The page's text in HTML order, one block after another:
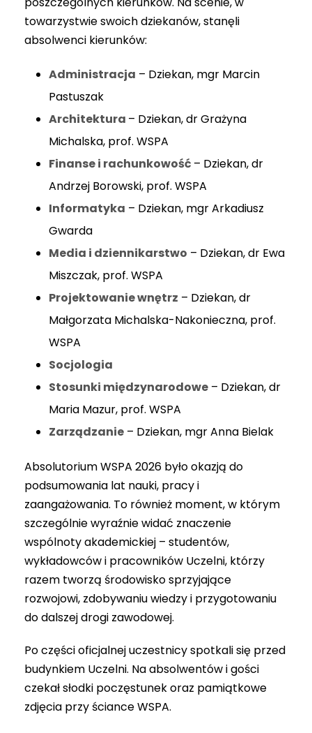
towarzystwie swoich dziekanów, stanęli
absolwenci kierunków:
Administracja – Dziekan, mgr Marcin
Pastuszak
Architektura – Dziekan, dr Grażyna
Michalska, prof. WSPA
Finanse i rachunkowość – Dziekan, dr
Andrzej Borowski, prof. WSPA
Informatyka – Dziekan, mgr Arkadiusz
Gwarda
Media i dziennikarstwo – Dziekan, dr Ewa
Miszczak, prof. WSPA
Projektowanie wnętrz – Dziekan, dr
Małgorzata Michalska-Nakonieczna, prof.
WSPA
Socjologia
Stosunki międzynarodowe – Dziekan, dr
Maria Mazur, prof. WSPA
Zarządzanie – Dziekan, mgr Anna Bielak
Absolutorium WSPA 2026 było okazją do
podsumowania lat nauki, pracy i
zaangażowania. To również moment, w którym
szczególnie wyraźnie widać znaczenie
wspólnoty akademickiej – studentów,
wykładowców i pracowników Uczelni, którzy
razem tworzą środowisko sprzyjające
rozwojowi, zdobywaniu wiedzy i przygotowaniu
do dalszej drogi zawodowej.
Po części oficjalnej uczestnicy spotkali się przed
budynkiem Uczelni. Na absolwentów i gości
czekał słodki poczęstunek oraz pamiątkowe
zdjęcia przy ściance WSPA.